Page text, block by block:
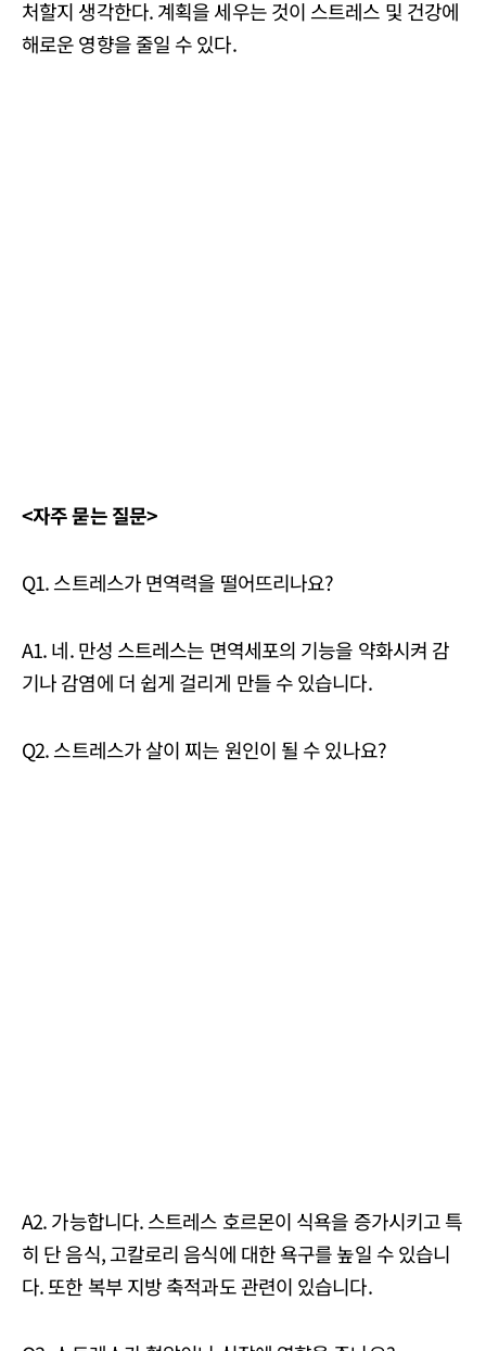
처할지 생각한다. 계획을 세우는 것이 스트레스 및 건강에
해로운 영향을 줄일 수 있다.
<자주 묻는 질문>
Q1. 스트레스가 면역력을 떨어뜨리나요?
A1. 네. 만성 스트레스는 면역세포의 기능을 약화시켜 감
기나 감염에 더 쉽게 걸리게 만들 수 있습니다.
Q2. 스트레스가 살이 찌는 원인이 될 수 있나요?
A2. 가능합니다. 스트레스 호르몬이 식욕을 증가시키고 특
히 단 음식, 고칼로리 음식에 대한 욕구를 높일 수 있습니
다. 또한 복부 지방 축적과도 관련이 있습니다.